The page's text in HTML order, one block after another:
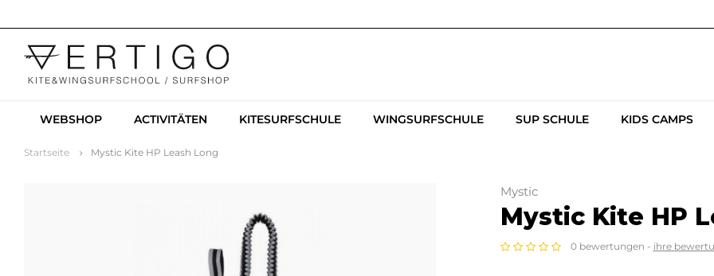
WEBSHOP ACTIVITÄTEN KITESURFSCHULE WINGSURFSCHULE SUP SCHULE KIDS CAMPS
Startseite Mystic Kite HP Leash Long
Mystic
Mystic Kite HP
0 bewertungen - ihre